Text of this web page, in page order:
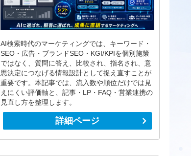
AI検索時代のマーケティングでは、キーワード・
SEO・広告・ブランドSEO・KGI/KPIを個別施策
ではなく、質問に答え、比較され、指名され、意
思決定につなげる情報設計として捉え直すことが
重要です。本記事では、流入数や順位だけでは見
えにくい評価軸と、記事・LP・FAQ・営業連携の
見直し方を整理します。
詳細ページ